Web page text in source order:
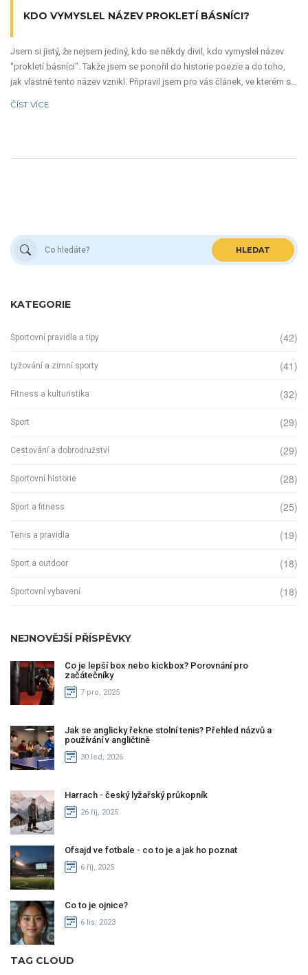
KDO VYMYSLEL NÁZEV PROKLETÍ BÁSNÍCI?
Jsem si jistý, že nejsem jediný, kdo se někdy divil, kdo vymyslel název
"prokletí básníci". Takže jsem se ponořil do historie poezie a do toho,
jak vlastně tento název vznikl. Připravil jsem pro vás článek, ve kterém si
ČÍST VÍCE
HLEDAT
KATEGORIE
Sportovní pravidla a tipy (42)
Lyžování a zimní sporty (41)
Fitness a kulturistika (32)
Sport (29)
Cestování a dobrodružství (29)
Sportovní historie (28)
Sport a fitness (25)
Tenis a pravidla (19)
Sport a outdoor (18)
Sportovní vybavení (18)
NEJNOVĚJŠÍ PŘÍSPĚVKY
Co je lepší box nebo kickbox? Porovnání pro
začátečníky
7 pro, 2025
Jak se anglicky řekne stolní tenis? Přehled názvů a
používání v angličtině
30 led, 2026
Harrach - český lyžařský průkopník
26 říj, 2025
Ofsajd ve fotbale - co to je a jak ho poznat
6 říj, 2025
Co to je ojnice?
6 lis, 2023
TAG CLOUD